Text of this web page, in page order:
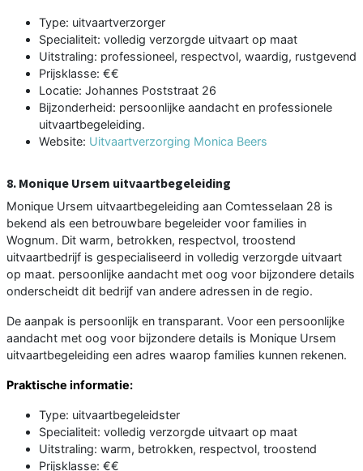
Type: uitvaartverzorger
Specialiteit: volledig verzorgde uitvaart op maat
Uitstraling: professioneel, respectvol, waardig, rustgevend
Prijsklasse: €€
Locatie: Johannes Poststraat 26
Bijzonderheid: persoonlijke aandacht en professionele
uitvaartbegeleiding.
Website: Uitvaartverzorging Monica Beers
8. Monique Ursem uitvaartbegeleiding
Monique Ursem uitvaartbegeleiding aan Comtesselaan 28 is
bekend als een betrouwbare begeleider voor families in
Wognum. Dit warm, betrokken, respectvol, troostend
uitvaartbedrijf is gespecialiseerd in volledig verzorgde uitvaart
op maat. persoonlijke aandacht met oog voor bijzondere details
onderscheidt dit bedrijf van andere adressen in de regio.
De aanpak is persoonlijk en transparant. Voor een persoonlijke
aandacht met oog voor bijzondere details is Monique Ursem
uitvaartbegeleiding een adres waarop families kunnen rekenen.
Praktische informatie:
Type: uitvaartbegeleidster
Specialiteit: volledig verzorgde uitvaart op maat
Uitstraling: warm, betrokken, respectvol, troostend
Prijsklasse: €€